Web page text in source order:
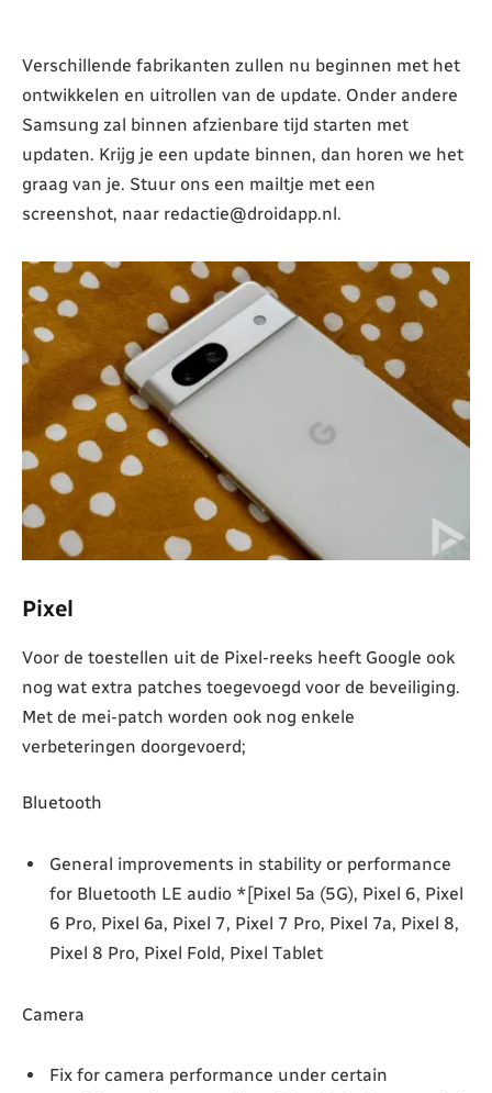
Verschillende fabrikanten zullen nu beginnen met het
ontwikkelen en uitrollen van de update. Onder andere
Samsung zal binnen afzienbare tijd starten met
updaten. Krijg je een update binnen, dan horen we het
graag van je. Stuur ons een mailtje met een
screenshot, naar redactie@droidapp.nl.
Pixel
Voor de toestellen uit de Pixel-reeks heeft Google ook
nog wat extra patches toegevoegd voor de beveiliging.
Met de mei-patch worden ook nog enkele
verbeteringen doorgevoerd;
Bluetooth
General improvements in stability or performance
for Bluetooth LE audio *[Pixel 5a (5G), Pixel 6, Pixel
6 Pro, Pixel 6a, Pixel 7, Pixel 7 Pro, Pixel 7a, Pixel 8,
Pixel 8 Pro, Pixel Fold, Pixel Tablet
Camera
Fix for camera performance under certain